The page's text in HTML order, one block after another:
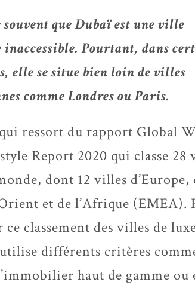
souvent que Dubaï est une ville
inaccessible. Pourtant, dans
elle se situe bien loin de villes
comme Londres ou Paris.
qui ressort du rapport Global
Report 2020 qui classe 28
dont 12 villes d’Europe,
et de l’Afrique (EMEA).
ce classement des villes de
différents critères
haut de gamme ou